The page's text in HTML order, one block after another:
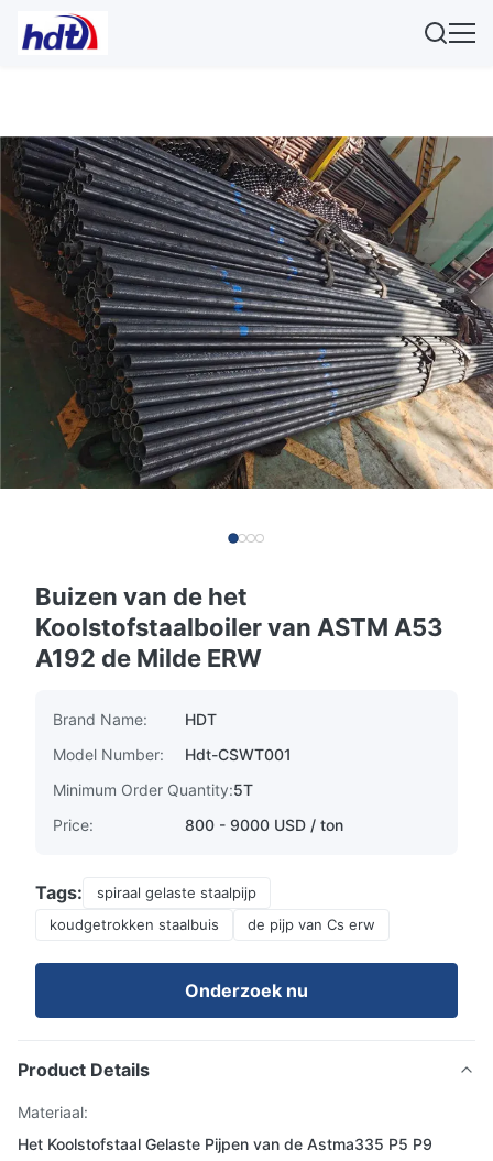
Buizen van de het
Koolstofstaalboiler van ASTM A53
A192 de Milde ERW
Brand Name:
HDT
Model Number:
Hdt-CSWT001
Minimum Order Quantity:5T
Price:
800 - 9000 USD / ton
Tags:
spiraal gelaste staalpijp
koudgetrokken staalbuis
de pijp van Cs erw
Onderzoek nu
Product Details
Materiaal:
Het Koolstofstaal Gelaste Pijpen van de Astma335 P5 P9